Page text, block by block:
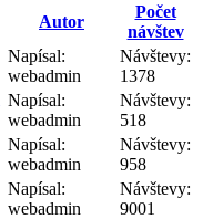
Autor
Počet
návštev
Napísal:
webadmin
Návštevy:
1378
Napísal:
webadmin
Návštevy:
518
Napísal:
webadmin
Návštevy:
958
Napísal:
webadmin
Návštevy:
9001